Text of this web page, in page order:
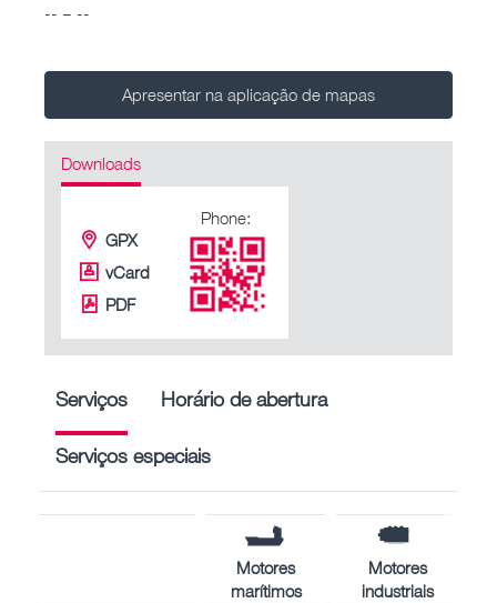
-- – --
Apresentar na aplicação de mapas
Downloads
GPX
vCard
PDF
Phone:
Serviços Horário de abertura
Serviços especiais
Motores
marítimos
Motores
industriais